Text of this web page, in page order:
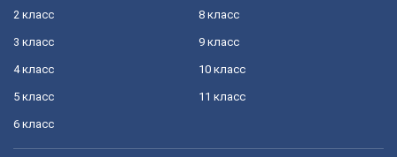
2 класс
3 класс
4 класс
5 класс
6 класс
8 класс
9 класс
10 класс
11 класс